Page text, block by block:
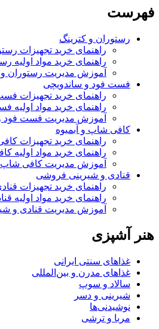
فهرست
رستوران و کترینگ
راهنمای خرید تجهیزات
راهنمای خرید مواد اولیه
آموزش مدیریت رستوران و
فست فود و ساندویچی
راهنمای خرید تجهیزات
راهنمای خرید مواد اولیه
آموزش مدیریت فست فود
کافی شاپ و آبمیوه
راهنمای خرید تجهیزات
راهنمای خرید مواد اولیه
آموزش مدیریت کافی شاپ
قنادی و شیرینی فروشی
راهنمای خرید تجهیزات
راهنمای خرید مواد اولیه
آموزش مدیریت قنادی و
هنر آشپزی
غذاهای سنتی ایرانی
غذاهای مدرن و بین‌المللی
سالاد و سوپ
شیرینی و دسر
نوشیدنی‌ها
مربا و ترشی